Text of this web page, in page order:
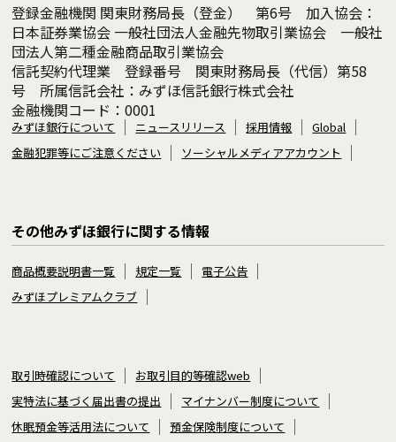
登録金融機関 関東財務局長（登金） 第6号 加入協会：
日本証券業協会 一般社団法人金融先物取引業協会 一般社
団法人第二種金融商品取引業協会
信託契約代理業 登録番号 関東財務局長（代信）第58
号 所属信託会社：みずほ信託銀行株式会社
金融機関コード：0001
みずほ銀行について ニュースリリース 採用情報
Global
金融犯罪等にご注意ください
ソーシャルメディアアカウント
その他みずほ銀行に関する情報
商品概要説明書一覧 規定一覧
電子公告
みずほプレミアムクラブ
取引時確認について
お取引目的等確認web
実特法に基づく届出書の提出
マイナンバー制度について
休眠預金等活用法について
預金保険制度について